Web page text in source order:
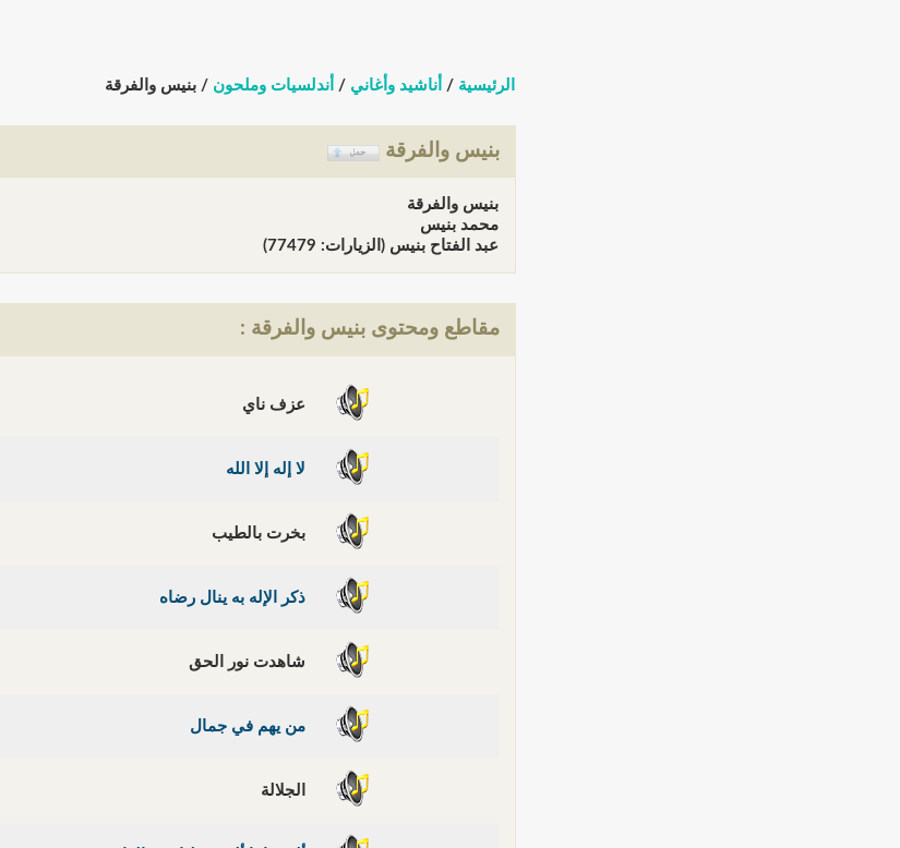
الرئيسية / أناشيد وأغاني / أندلسيات وملحون / بنيس والفرقة
بنيس والفرقة
بنيس والفرقة
محمد بنيس
عبد الفتاح بنيس (الزيارات: 77479)
مقاطع ومحتوى بنيس والفرقة :
عزف ناي
لا إله إلا الله
بخرت بالطيب
ذكر الإله به ينال رضاه
شاهدت نور الحق
من يهم في جمال
الجلالة